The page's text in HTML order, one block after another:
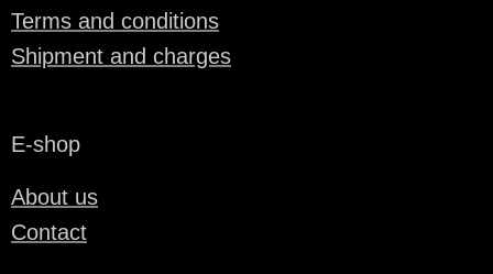
Terms and conditions
Shipment and charges
E-shop
About us
Contact